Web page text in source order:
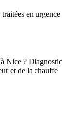
en urgence
Nice ? Diagnostic
et de la chauffe